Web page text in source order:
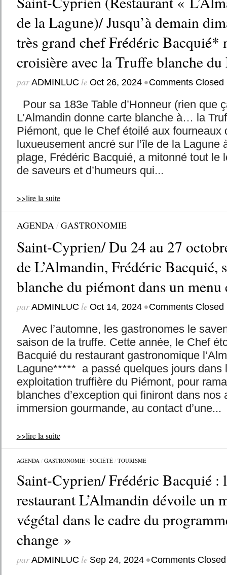
de la Lagune)/ Jusqu’à demain
très grand chef Frédéric Bacquié*
croisière avec la Truffe blanche du
par ADMINLUC le Oct 26, 2024 •Comments Closed
Pour sa 183e Table d’Honneur (rien que
L’Almandin donne carte blanche à… la
Piémont, que le Chef étoilé aux fourneaux
luxueusement ancré sur l’île de la Lagune
plage, Frédéric Bacquié, a mitonné tout le
de saveurs et d’humeurs qui...
>>lire la suite
AGENDA/GASTRONOMIE
Saint-Cyprien/ Du 24 au 27
de L’Almandin, Frédéric Bacquié,
blanche du piémont dans un menu
par ADMINLUC le Oct 14, 2024 •Comments Closed
Avec l’automne, les gastronomes le
saison de la truffe. Cette année, le Chef
Bacquié du restaurant gastronomique
Lagune***** a passé quelques jours dans
exploitation truffière du Piémont, pour
blanches d’exception qui finiront dans nos
immersion gourmande, au contact d’une...
>>lire la suite
AGENDA/ GASTRONOMIE/ SOCIÉTÉ/ TOURISME
Saint-Cyprien/ Frédéric Bacquié :
restaurant L’Almandin dévoile un
végétal dans le cadre du
change »
par ADMINLUC le Sep 24, 2024 •Comments Closed